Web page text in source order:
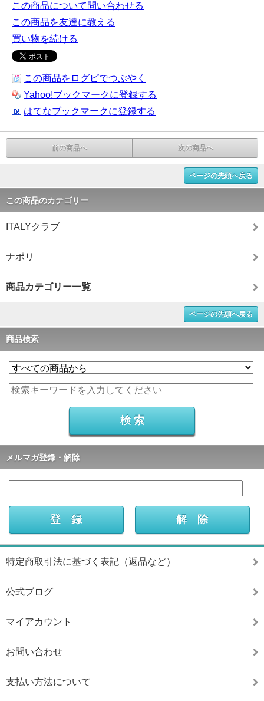
この商品について問い合わせる
この商品を友達に教える
買い物を続ける
この商品をログピでつぶやく
Yahoo!ブックマークに登録する
はてなブックマークに登録する
前の商品へ 次の商品へ
ページの先頭へ戻る
この商品のカテゴリー
ITALYクラブ
ナポリ
商品カテゴリー一覧
ページの先頭へ戻る
商品検索
メルマガ登録・解除
特定商取引法に基づく表記（返品など）
公式ブログ
マイアカウント
お問い合わせ
支払い方法について